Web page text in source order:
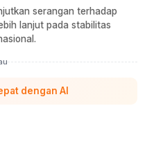
serangan terhadap
lanjut pada stabilitas
dengan AI